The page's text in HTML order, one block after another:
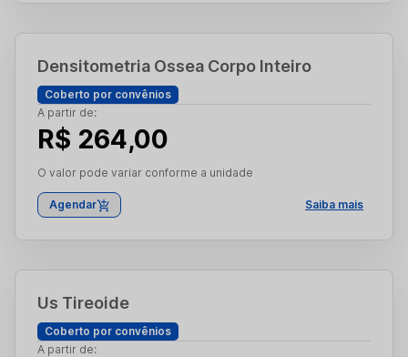
Densitometria Ossea Corpo Inteiro
Coberto por convênios
A partir de:
R$ 264,00
O valor pode variar conforme a unidade
Agendar Saiba mais
Us Tireoide
Coberto por convênios
A partir de: